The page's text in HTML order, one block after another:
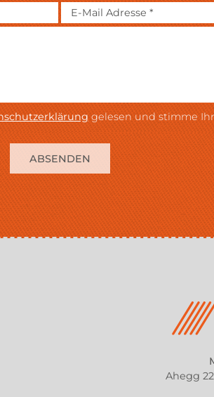
gelesen und stimme
ABSENDEN
Ahegg